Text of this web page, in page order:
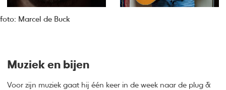
foto: Marcel de Buck
Muziek en bijen
Voor zijn muziek gaat hij één keer in de week naar de plug &